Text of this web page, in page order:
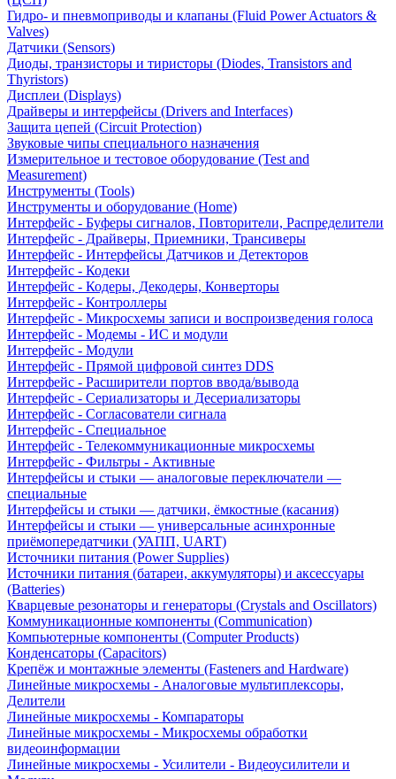
Гидро- и пневмоприводы и клапаны (Fluid Power Actuators &
Valves)
Датчики (Sensors)
Диоды, транзисторы и тиристоры (Diodes, Transistors and
Thyristors)
Дисплеи (Displays)
Драйверы и интерфейсы (Drivers and Interfaces)
Защита цепей (Circuit Protection)
Звуковые чипы специального назначения
Измерительное и тестовое оборудование (Test and
Measurement)
Инструменты (Tools)
Инструменты и оборудование (Home)
Интерфейс - Буферы сигналов, Повторители, Распределители
Интерфейс - Драйверы, Приемники, Трансиверы
Интерфейс - Интерфейсы Датчиков и Детекторов
Интерфейс - Кодеки
Интерфейс - Кодеры, Декодеры, Конверторы
Интерфейс - Контроллеры
Интерфейс - Микросхемы записи и воспроизведения голоса
Интерфейс - Модемы - ИС и модули
Интерфейс - Модули
Интерфейс - Прямой цифровой синтез DDS
Интерфейс - Расширители портов ввода/вывода
Интерфейс - Сериализаторы и Десериализаторы
Интерфейс - Согласователи сигнала
Интерфейс - Специальное
Интерфейс - Телекоммуникационные микросхемы
Интерфейс - Фильтры - Активные
Интерфейсы и стыки — аналоговые переключатели —
специальные
Интерфейсы и стыки — датчики, ёмкостные (касания)
Интерфейсы и стыки — универсальные асинхронные
приёмопередатчики (УАПП, UART)
Источники питания (Power Supplies)
Источники питания (батареи, аккумуляторы) и аксессуары
(Batteries)
Кварцевые резонаторы и генераторы (Crystals and Oscillators)
Коммуникационные компоненты (Communication)
Компьютерные компоненты (Computer Products)
Конденсаторы (Capacitors)
Крепёж и монтажные элементы (Fasteners and Hardware)
Линейные микросхемы - Аналоговые мультиплексоры,
Делители
Линейные микросхемы - Компараторы
Линейные микросхемы - Микросхемы обработки
видеоинформации
Линейные микросхемы - Усилители - Видеоусилители и